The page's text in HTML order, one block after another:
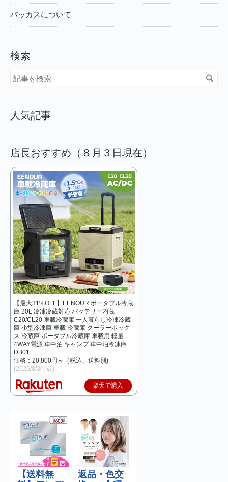
バッカスについて
検索
人気記事
店長おすすめ（８月３日現在）
【最大31%OFF】EENOUR ポータブル冷蔵
庫 20L 冷凍冷蔵対応 バッテリー内蔵
C20/CL20 車載冷蔵庫 一人暮らし冷凍冷蔵
庫 小型冷凍庫 車載 冷蔵庫 クーラーボック
ス 冷蔵庫 ポータブル冷蔵庫 車載用 軽量
4WAY電源 車中泊 キャンプ 車中泊冷凍庫
DB01
価格：20,800円～（税込、送料別)
(2026/8/3時点)
楽天で購入